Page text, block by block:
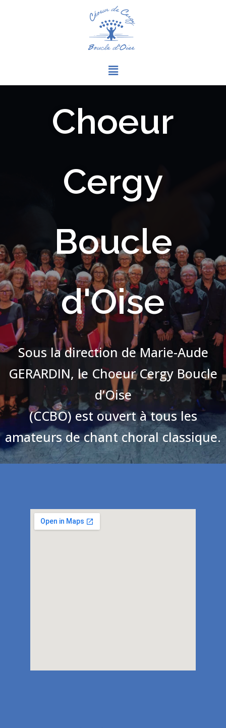
Choeur
Cergy
Boucle
d'Oise
Sous la direction de Marie-Aude
GERARDIN, le Choeur Cergy Boucle
d’Oise
(CCBO) est ouvert à tous les
amateurs de chant choral classique.